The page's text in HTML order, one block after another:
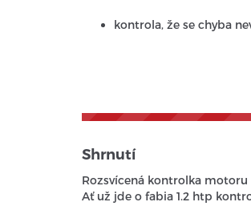
kontrola, že se chyba
Shrnutí
Rozsvícená kontrolka motoru
Ať už jde o fabia 1.2 htp